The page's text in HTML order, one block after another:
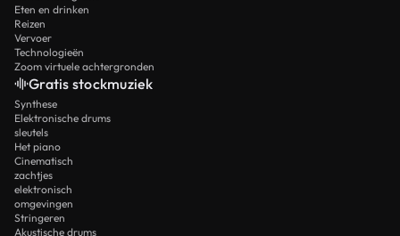
Eten en drinken
Reizen
Vervoer
Technologieën
Zoom virtuele achtergronden
Gratis stockmuziek
Synthese
Elektronische drums
sleutels
Het piano
Cinematisch
zachtjes
elektronisch
omgevingen
Stringeren
Akustische drums